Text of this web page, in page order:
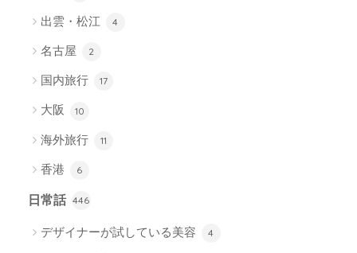
出雲・松江 4
名古屋 2
国内旅行 17
大阪 10
海外旅行 11
香港 6
日常話 446
デザイナーが試している美容 4